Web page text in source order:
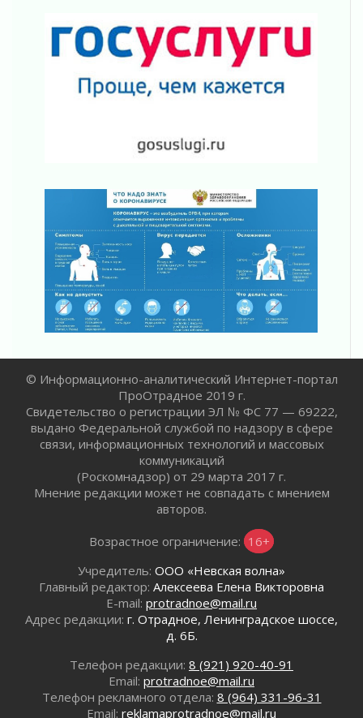
«Активное лето»
02 августа 2026
Ленобласть отметила заслуги жителей перед
регионом и страной
Пропавшего подростка нашли в Кировском
районе Ленобласти
02 августа 2026
Жителям Ленобласти напомнили, как
действовать при укусе клеща
02 августа 2026
граждан Ленинградской области
02 августа 2026
Готовность №1
02 августа 2026
Километровые столбы «Дороги жизни»
отправили на реставрацию
02 августа 2026
Ленобласть внедрила передовую подготовку
В Ивангороде появилась «Избушка-
воробушка»
02 августа 2026
Юхла, мука, кантеле и Водяной
01 августа 2026
Лето катится с горки
01 августа 2026
В Ленобласти открылась экспозиция к 150-
летию Билибина
© Информационно-аналитический Интернет-портал
ПроОтрадное 2019 г.
Свидетельство о регистрации ЭЛ № ФС 77 — 69222,
выдано Федеральной службой по надзору в сфере
связи, информационных технологий и массовых
коммуникаций
(Роскомнадзор) от 29 марта 2017 г.
Мнение редакции может не совпадать с мнением
авторов.
Возрастное ограничение: 16+
Учредитель: ООО «Невская волна»
Главный редактор: Алексеева Елена Викторовна
E-mail: protradnoe@mail.ru
Адрес редакции: г. Отрадное, Ленинградское шоссе,
д. 6Б.
Телефон редакции: 8 (921) 920-40-91
Email: protradnoe@mail.ru
Телефон рекламного отдела: 8 (964) 331-96-31
Email: reklamaprotradnoe@mail.ru